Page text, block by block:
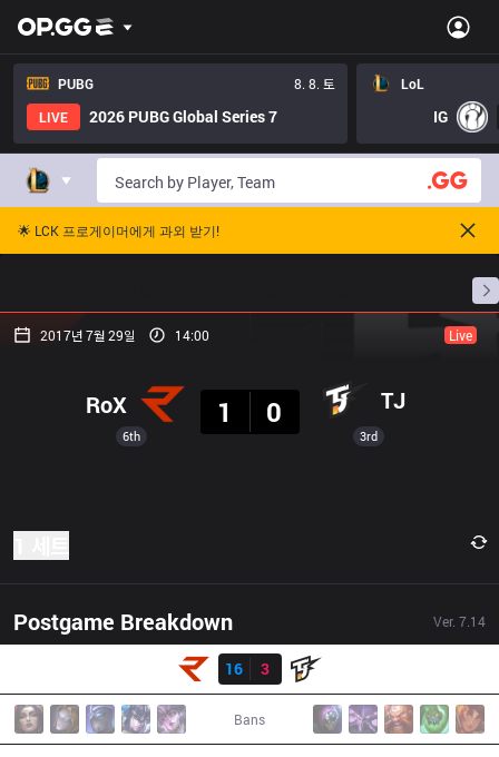
PUBG
8. 8. 토
LIVE
2026 PUBG Global Series 7
LoL
IG
🌟 LCK 프로게이머에게 과외 받기!
프로빌
2017년 7월 29일 14:00 Live
6th
RoX
1
0 TJ
3rd
Postgame Breakdown Ver. 7.14
16
3
Bans